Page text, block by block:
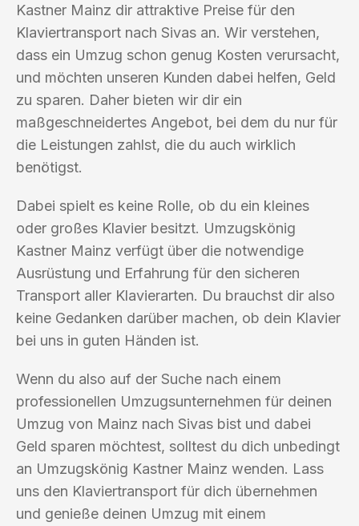
Kastner Mainz dir attraktive Preise für den
Klaviertransport nach Sivas an. Wir verstehen,
dass ein Umzug schon genug Kosten verursacht,
und möchten unseren Kunden dabei helfen, Geld
zu sparen. Daher bieten wir dir ein
maßgeschneidertes Angebot, bei dem du nur für
die Leistungen zahlst, die du auch wirklich
benötigst.
Dabei spielt es keine Rolle, ob du ein kleines
oder großes Klavier besitzt. Umzugskönig
Kastner Mainz verfügt über die notwendige
Ausrüstung und Erfahrung für den sicheren
Transport aller Klavierarten. Du brauchst dir also
keine Gedanken darüber machen, ob dein Klavier
bei uns in guten Händen ist.
Wenn du also auf der Suche nach einem
professionellen Umzugsunternehmen für deinen
Umzug von Mainz nach Sivas bist und dabei
Geld sparen möchtest, solltest du dich unbedingt
an Umzugskönig Kastner Mainz wenden. Lass
uns den Klaviertransport für dich übernehmen
und genieße deinen Umzug mit einem